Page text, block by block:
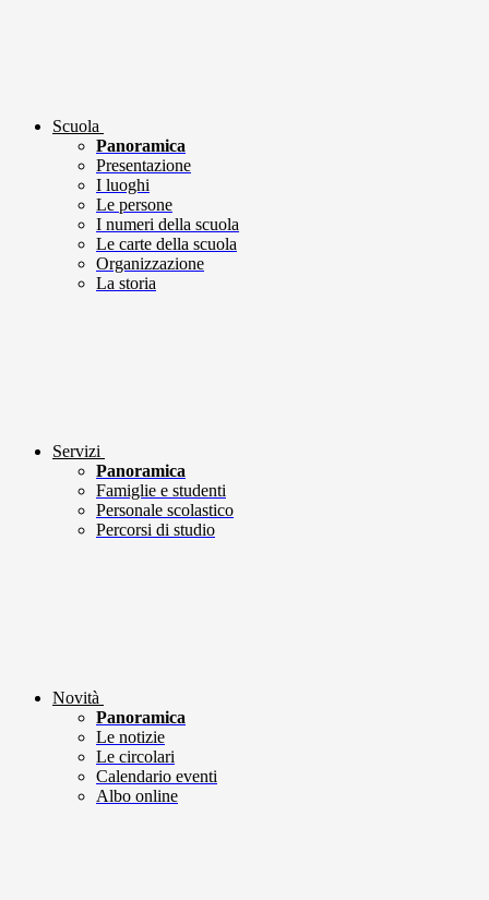
Scuola
Panoramica
Presentazione
I luoghi
Le persone
I numeri della scuola
Le carte della scuola
Organizzazione
La storia
Servizi
Panoramica
Famiglie e studenti
Personale scolastico
Percorsi di studio
Novità
Panoramica
Le notizie
Le circolari
Calendario eventi
Albo online